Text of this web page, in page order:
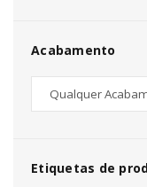
Acabamento
Etiquetas de